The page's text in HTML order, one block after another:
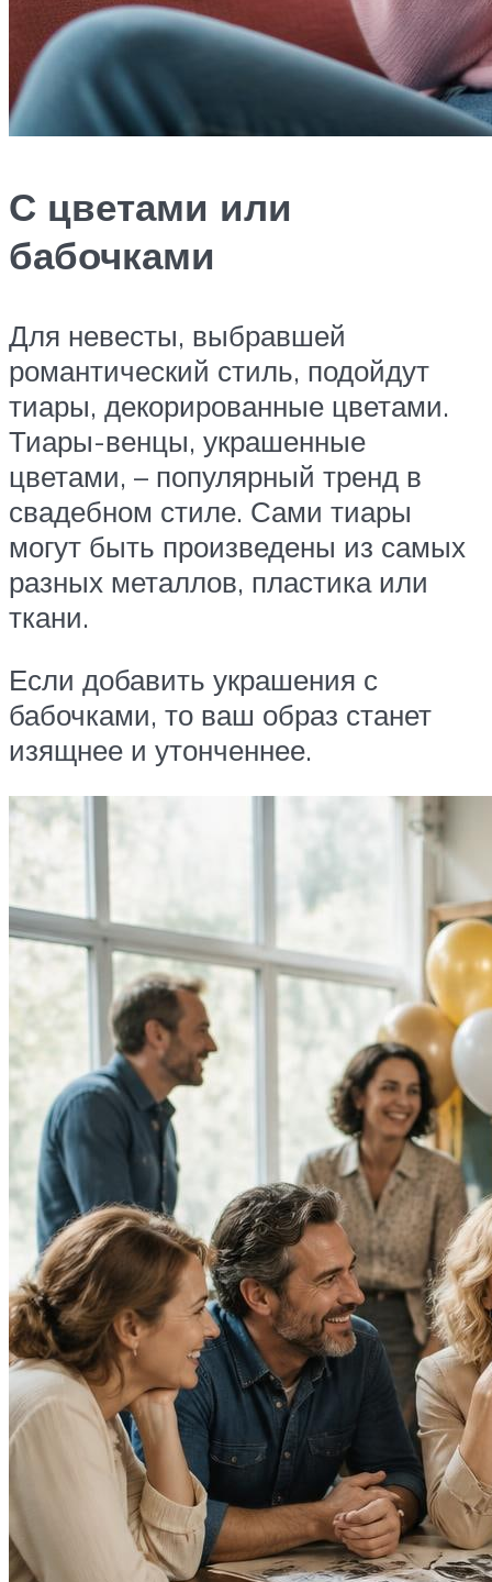
С цветами или
бабочками
Для невесты, выбравшей
романтический стиль, подойдут
тиары, декорированные цветами.
Тиары-венцы, украшенные
цветами, – популярный тренд в
свадебном стиле. Сами тиары
могут быть произведены из самых
разных металлов, пластика или
ткани.
Если добавить украшения с
бабочками, то ваш образ станет
изящнее и утонченнее.